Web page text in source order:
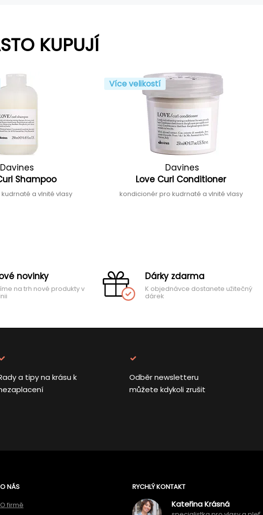
KUPUJÍ
Davines
Shampoo
a vlnité vlasy
Více velikostí
Davines
Love Curl Conditioner
kondicionér pro kudrnaté a vlnité vlasy
novinky
na trh nové produkty v
Dárky zdarma
K objednávce dostanete užitečný
dárek
a tipy na krásu k
Odběr newsletteru
můžete kdykoli zrušit
O NÁS
O firmě
RYCHLÝ KONTAKT
Kateřina Krásná